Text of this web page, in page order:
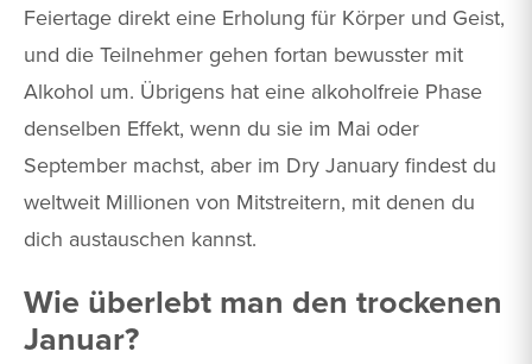
Feiertage direkt eine Erholung für Körper und Geist,
und die Teilnehmer gehen fortan bewusster mit
Alkohol um. Übrigens hat eine alkoholfreie Phase
denselben Effekt, wenn du sie im Mai oder
September machst, aber im Dry January findest du
weltweit Millionen von Mitstreitern, mit denen du
dich austauschen kannst.
Wie überlebt man den trockenen
Januar?